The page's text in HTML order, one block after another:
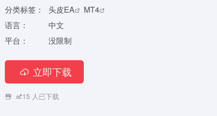
分类标签：
头皮EA
MT4
语言：
中文
平台：
没限制
立即下载
15 人已下载